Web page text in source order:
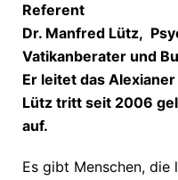
Referent
Dr. Manfred Lütz,
Vatikanberater und
Er leitet das
Lütz tritt seit 2006
auf.
Es gibt Menschen,